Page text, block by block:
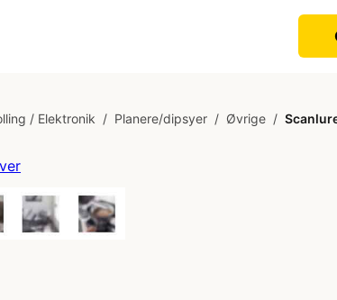
/ Elektronik / Planere/dipsyer / Øvrige /